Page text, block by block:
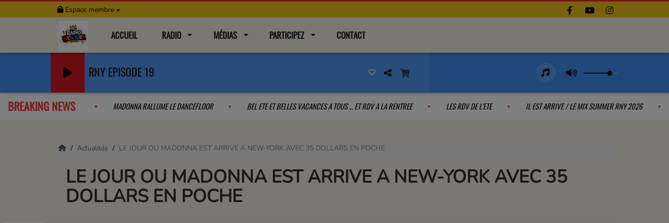
Espace membre
ACCUEIL RADIO MÉDIAS PARTICIPEZ CONTACT
RNY EPISODE 19
BREAKING NEWS
COLLAB QUE L'ON A PAS VU VENIR MADONNA RALLUME LE DANCEFLOOR BEL ETE ET BELLES VACANCES A TOUS … ET RDV A LA RENTREE LES RDV DE L'ETE IL EST ARRIVE / LE MIX SUMMER RNY 2026
Actualités LE JOUR OU MADONNA EST ARRIVE A NEW-YORK AVEC 35 DOLLARS EN POCHE
LE JOUR OU MADONNA EST ARRIVE A NEW-YORK AVEC 35
DOLLARS EN POCHE